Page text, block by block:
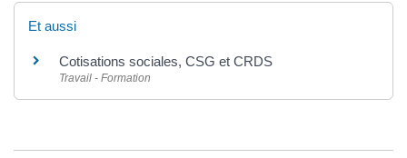
Et aussi
Cotisations sociales, CSG et CRDS
Travail - Formation